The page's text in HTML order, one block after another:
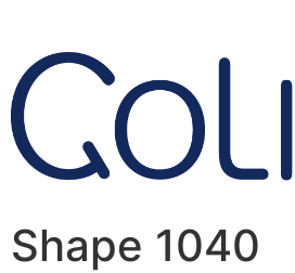
Shape 1040